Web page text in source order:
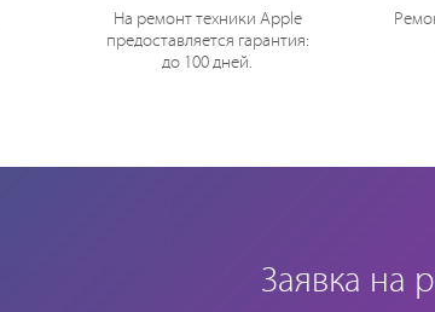
На ремонт техники Apple
предоставляется гарантия:
до 100 дней.
Заявка на